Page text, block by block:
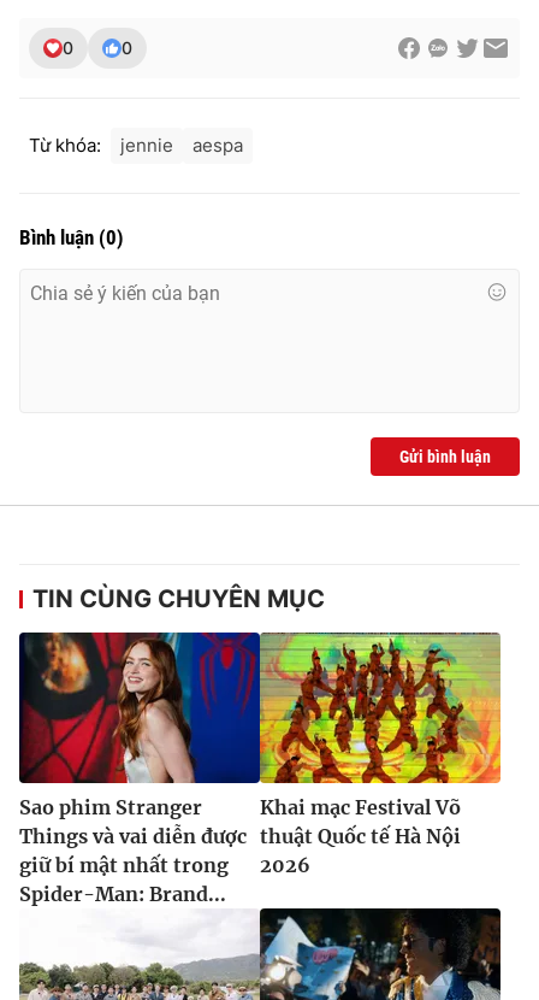
0 0
Từ khóa: jennie aespa
Bình luận (0)
Gửi bình luận
TIN CÙNG CHUYÊN MỤC
Sao phim Stranger
Things và vai diễn được
giữ bí mật nhất trong
Spider-Man: Brand...
Khai mạc Festival Võ
thuật Quốc tế Hà Nội
2026